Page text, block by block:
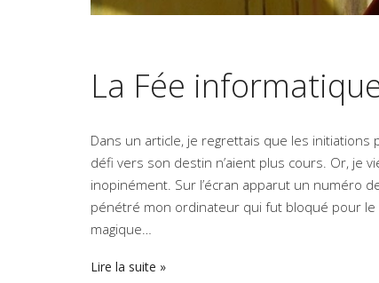
La Fée
Dans un article, je regrettais que les
défi vers son destin n’aient plus cours. Or, je
inopinément. Sur l’écran apparut un numéro
pénétré mon ordinateur qui fut bloqué pour le
magique…
Lire la suite